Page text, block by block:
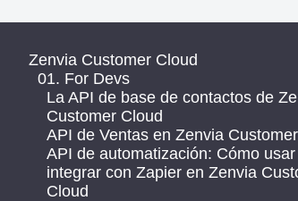
Zenvia Customer Cloud
01. For Devs
La API de base de contactos de
Customer Cloud
API de Ventas en Zenvia
API de automatización: Cómo
integrar con Zapier en Zenvia
Cloud